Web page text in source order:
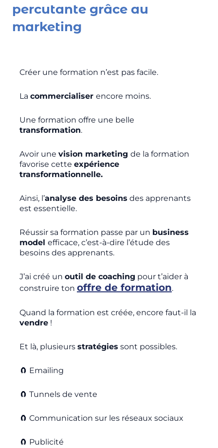
percutante grâce au
marketing
Créer une formation n’est pas facile.
La commercialiser encore moins.
Une formation offre une belle
transformation.
Avoir une vision marketing de la formation
favorise cette expérience
transformationnelle.
Ainsi, l’analyse des besoins des apprenants
est essentielle.
Réussir sa formation passe par un business
model efficace, c’est-à-dire l’étude des
besoins des apprenants.
J’ai créé un outil de coaching pour t’aider à
construire ton offre de formation.
Quand la formation est créée, encore faut-il la
vendre !
Et là, plusieurs stratégies sont possibles.
🧲 Emailing
🧲 Tunnels de vente
🧲 Communication sur les réseaux sociaux
🧲 Publicité